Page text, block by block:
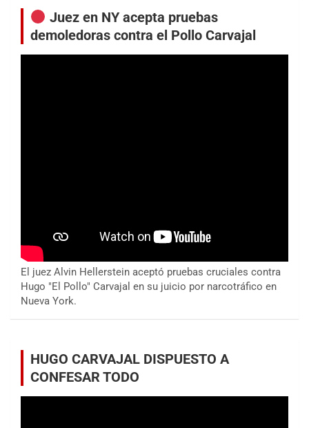
Juez en NY acepta pruebas
demoledoras contra el Pollo Carvajal
El juez Alvin Hellerstein aceptó pruebas cruciales contra
Hugo "El Pollo" Carvajal en su juicio por narcotráfico en
Nueva York.
HUGO CARVAJAL DISPUESTO A
CONFESAR TODO